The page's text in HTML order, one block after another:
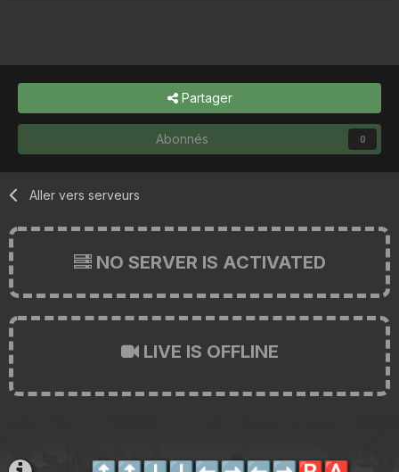
Partager
Abonnés 0
Aller vers serveurs
NO SERVER IS ACTIVATED
LIVE IS OFFLINE